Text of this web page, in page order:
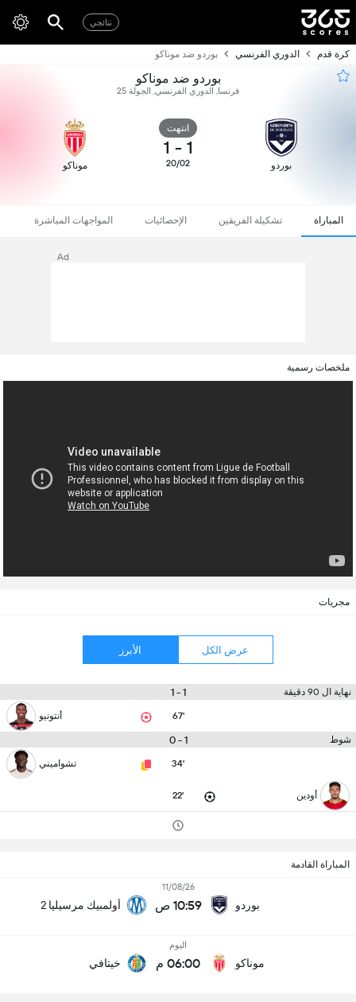
نتائجي
كرة قدم الدوري الفرنسي بوردو ضد موناكو
بوردو ضد موناكو
فرنسا, الدوري الفرنسي, الجولة 25
بوردو
انتهت
1
-
1
20/02 موناكو
المباراة تشكيلة الفريقين الإحصائيات المواجهات المباشرة
Ad
ملخصات رسمية
مجريات
عرض الكل الأبرز
نهاية ال 90 دقيقة 1 - 1
67' أنتونيو
شوط 1 - 0
34' تشواميني
أودين 22'
المباراة القادمة
بوردو
11/08/26
10:59 ص أولمبيك مرسيليا 2
موناكو
اليوم
06:00 م خيتافي